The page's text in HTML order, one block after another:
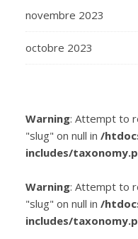
novembre 2023
octobre 2023
Warning: Attempt to
"slug" on null in /
includes/
Warning: Attempt to
"slug" on null in /
includes/